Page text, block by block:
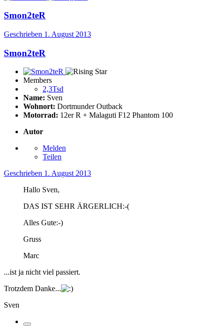
Smon2teR
Geschrieben 1. August 2013
Smon2teR
Members
2,3Tsd
Name: Sven
Wohnort: Dortmunder Outback
Motorrad: 12er R + Malaguti F12 Phantom 100
Autor
Melden
Teilen
Geschrieben 1. August 2013
Hallo Sven,
DAS IST SEHR ÄRGERLICH:-(
Alles Gute:-)
Gruss
Marc
...ist ja nicht viel passiert.
Trotzdem Danke...
Sven